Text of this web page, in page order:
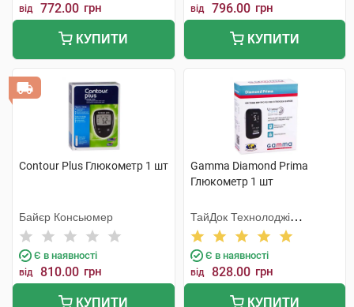
від 772.00 грн
КУПИТИ
від 796.00 грн
КУПИТИ
Contour Plus Глюкометр 1 шт
Байєр Консьюмер
Є в наявності
від 810.00 грн
КУПИТИ
Gamma Diamond Prima
Глюкометр 1 шт
ТайДок Технолоджі
Корпорейшн
Є в наявності
від 828.00 грн
КУПИТИ